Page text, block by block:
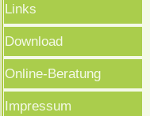
Links
Download
Online-Beratung
Impressum